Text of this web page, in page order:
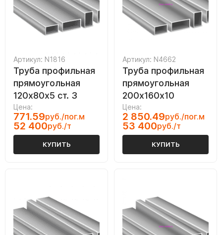
Артикул: N1816
Труба профильная
прямоугольная
120х80х5 ст. 3
Цена:
771.59руб./пог.м
52 400руб./т
КУПИТЬ
Артикул: N4662
Труба профильная
прямоугольная
200х160х10
Цена:
2 850.49руб./пог.м
53 400руб./т
КУПИТЬ